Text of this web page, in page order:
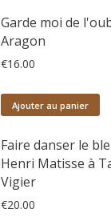
Garde moi de
Aragon
€16.00
Ajouter au panier
Faire danser le
Henri Matisse à
Vigier
€20.00